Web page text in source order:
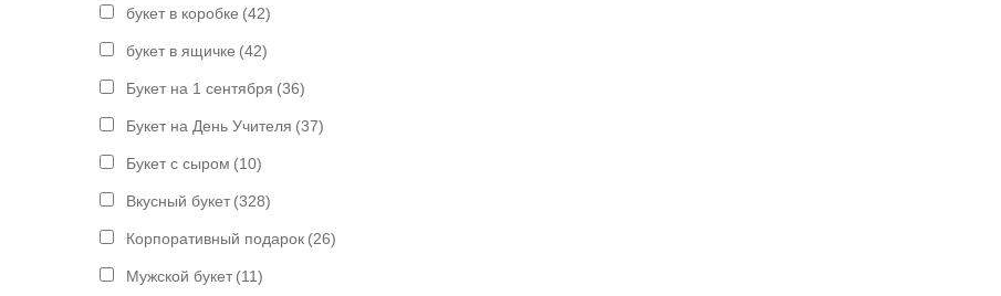
букет в коробке (42)
букет в ящичке (42)
Букет на 1 сентября (36)
Букет на День Учителя (37)
Букет с сыром (10)
Вкусный букет (328)
Корпоративный подарок (26)
Мужской букет (11)